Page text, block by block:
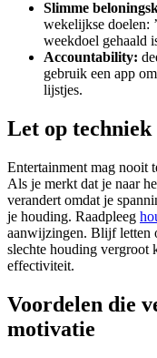
Slimme
wekelijkse doelen:
weekdoel gehaald
Accountability:
gebruik een app
lijstjes.
Let op techniek
Entertainment mag nooit
Als je merkt dat je naar
verandert omdat je
je houding. Raadpleeg
aanwijzingen. Blijf letten
slechte houding vergroot
effectiviteit.
Voordelen die
motivatie